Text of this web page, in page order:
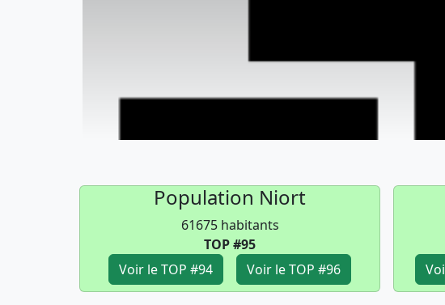
Population Niort
61675 habitants
TOP #95
Voir le TOP #94
Voir le TOP #96